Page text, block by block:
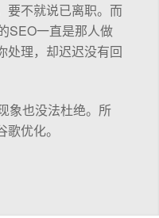
要不就说已离职。而
SEO一直是那人做
处理，却迟迟没有回
象也没法杜绝。所
优化。